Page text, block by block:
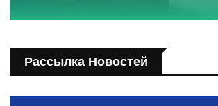
Рассылка Новостей